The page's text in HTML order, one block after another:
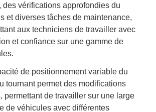
des vérifications approfondies du
et diverses tâches de maintenance,
aux techniciens de travailler avec
et confiance sur une gamme de
de positionnement variable du
tournant permet des modifications
permettant de travailler sur une large
de véhicules avec différentes